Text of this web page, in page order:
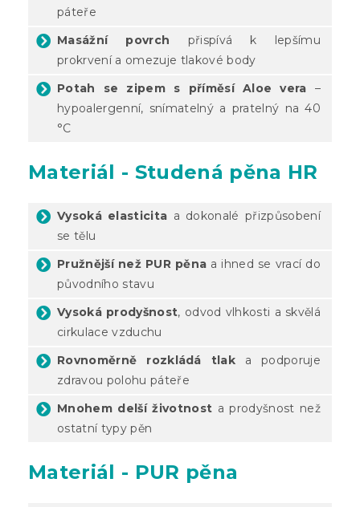
páteře
Masážní povrch přispívá k lepšímu
prokrvení a omezuje tlakové body
Potah se zipem s příměsí Aloe vera –
hypoalergenní, snímatelný a pratelný na 40
°C
Materiál - Studená pěna HR
Vysoká elasticita a dokonalé přizpůsobení
se tělu
Pružnější než PUR pěna a ihned se vrací do
původního stavu
Vysoká prodyšnost, odvod vlhkosti a skvělá
cirkulace vzduchu
Rovnoměrně rozkládá tlak a podporuje
zdravou polohu páteře
Mnohem delší životnost a prodyšnost než
ostatní typy pěn
Materiál - PUR pěna